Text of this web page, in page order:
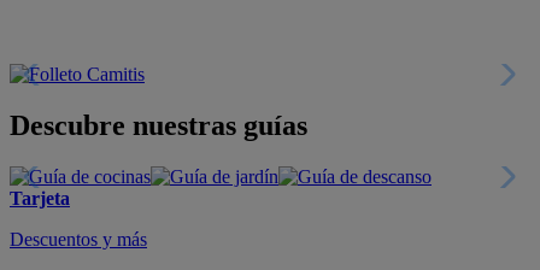
Descubre nuestras guías
Tarjeta
Descuentos y más